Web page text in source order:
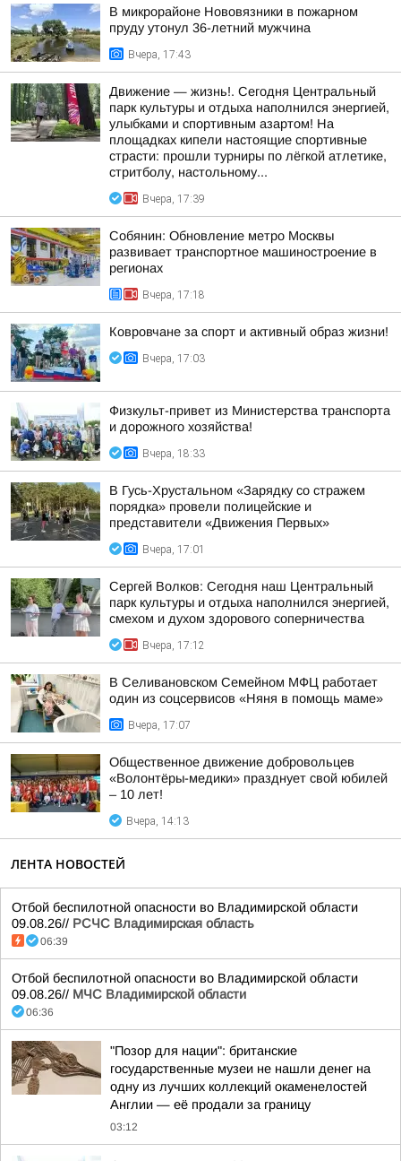
В микрорайоне Нововязники в пожарном
пруду утонул 36-летний мужчина
Вчера, 17:43
Движение — жизнь!. Сегодня Центральный
парк культуры и отдыха наполнился энергией,
улыбками и спортивным азартом! На
площадках кипели настоящие спортивные
страсти: прошли турниры по лёгкой атлетике,
стритболу, настольному...
Вчера, 17:39
Собянин: Обновление метро Москвы
развивает транспортное машиностроение в
регионах
Вчера, 17:18
Ковровчане за спорт и активный образ жизни!
Вчера, 17:03
Физкульт-привет из Министерства транспорта
и дорожного хозяйства!
Вчера, 18:33
В Гусь-Хрустальном «Зарядку со стражем
порядка» провели полицейские и
представители «Движения Первых»
Вчера, 17:01
Сергей Волков: Сегодня наш Центральный
парк культуры и отдыха наполнился энергией,
смехом и духом здорового соперничества
Вчера, 17:12
В Селивановском Семейном МФЦ работает
один из соцсервисов «Няня в помощь маме»
Вчера, 17:07
Общественное движение добровольцев
«Волонтёры-медики» празднует свой юбилей
– 10 лет!
Вчера, 14:13
ЛЕНТА НОВОСТЕЙ
Отбой беспилотной опасности во Владимирской области
09.08.26// РСЧС Владимирская область
06:39
Отбой беспилотной опасности во Владимирской области
09.08.26// МЧС Владимирской области
06:36
"Позор для нации": британские
государственные музеи не нашли денег на
одну из лучших коллекций окаменелостей
Англии — её продали за границу
03:12